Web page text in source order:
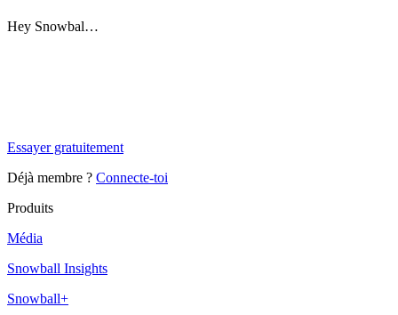
Hey Snowbal…
Essayer gratuitement
Déjà membre ? Connecte-toi
Produits
Média
Snowball Insights
Snowball+